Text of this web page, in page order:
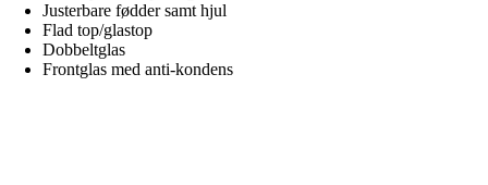
Justerbare fødder samt hjul
Flad top/glastop
Dobbeltglas
Frontglas med anti-kondens